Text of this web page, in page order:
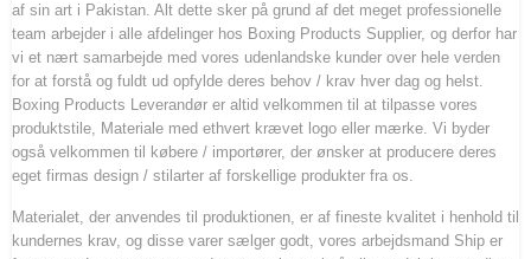
af sin art i Pakistan. Alt dette sker på grund af det meget professionelle
team arbejder i alle afdelinger hos Boxing Products Supplier, og derfor har
vi et nært samarbejde med vores udenlandske kunder over hele verden
for at forstå og fuldt ud opfylde deres behov / krav hver dag og helst.
Boxing Products Leverandør er altid velkommen til at tilpasse vores
produktstile, Materiale med ethvert krævet logo eller mærke. Vi byder
også velkommen til købere / importører, der ønsker at producere deres
eget firmas design / stilarter af forskellige produkter fra os.
Materialet, der anvendes til produktionen, er af fineste kvalitet i henhold til
kundernes krav, og disse varer sælger godt, vores arbejdsmand Ship er